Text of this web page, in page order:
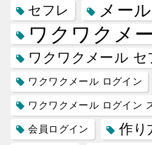
セフレ メール
ワクワクメ
ワクワクメール セ
ワクワクメール ログイン
ワクワクメール ログイン
会員ログイン 作り